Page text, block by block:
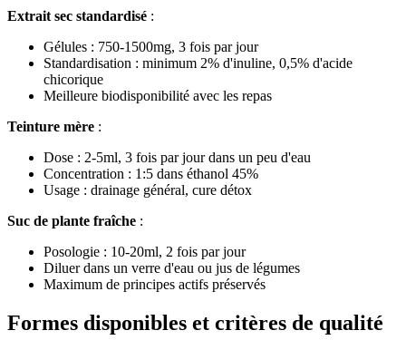
Extrait sec standardisé :
Gélules : 750-1500mg, 3 fois par jour
Standardisation : minimum 2% d'inuline, 0,5% d'acide
chicorique
Meilleure biodisponibilité avec les repas
Teinture mère :
Dose : 2-5ml, 3 fois par jour dans un peu d'eau
Concentration : 1:5 dans éthanol 45%
Usage : drainage général, cure détox
Suc de plante fraîche :
Posologie : 10-20ml, 2 fois par jour
Diluer dans un verre d'eau ou jus de légumes
Maximum de principes actifs préservés
Formes disponibles et critères de qualité